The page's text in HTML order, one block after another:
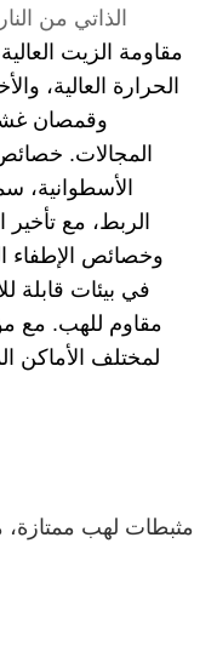
الذاتي من
مقاومة الزيت
الحرارة العالية،
وقمصان
المجالات. خصائص
الأسطوانية،
الربط، مع
وخصائص الإطفاء
في بيئات قابلة
مقاوم للهب. مع
لمختلف الأماكن
مثبطات لهب ممتازة،